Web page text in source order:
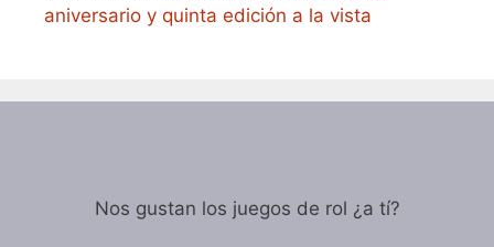
aniversario y quinta edición a la vista
Nos gustan los juegos de rol ¿a tí?